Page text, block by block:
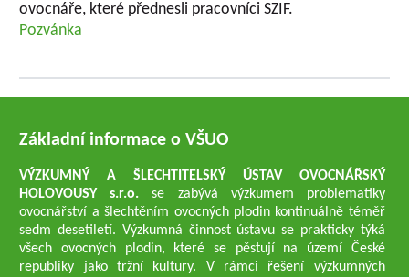
ovocnáře, které přednesli pracovníci SZIF.
Pozvánka
Základní informace o VŠUO
VÝZKUMNÝ A ŠLECHTITELSKÝ ÚSTAV OVOCNÁŘSKÝ
HOLOVOUSY s.r.o.se zabývá výzkumem problematiky
ovocnářství a šlechtěním ovocných plodin kontinuálně téměř
sedm desetiletí. Výzkumná činnost ústavu se prakticky týká
všech ovocných plodin, které se pěstují na území České
republiky jako tržní kultury. V rámci řešení výzkumných